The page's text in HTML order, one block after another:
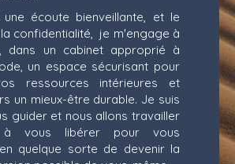
écoute bienveillante, et le
confidentialité, je m'engage à
dans un cabinet approprié à
un espace sécurisant pour
ressources intérieures et
un mieux-être durable. Je suis
guider et nous allons travailler
à vous libérer pour vous
quelque sorte de devenir la